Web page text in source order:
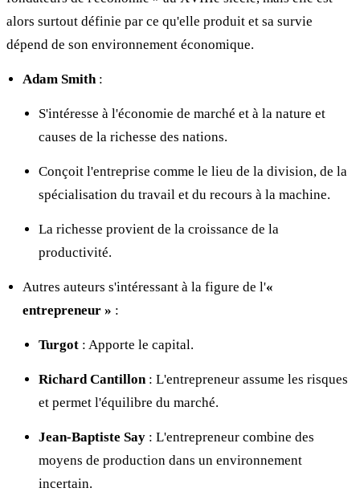
alors surtout définie par ce qu'elle produit et sa survie
dépend de son environnement économique.
Adam Smith :
S'intéresse à l'économie de marché et à la nature et
causes de la richesse des nations.
Conçoit l'entreprise comme le lieu de la division, de la
spécialisation du travail et du recours à la machine.
La richesse provient de la croissance de la
productivité.
Autres auteurs s'intéressant à la figure de l'«
entrepreneur » :
Turgot : Apporte le capital.
Richard Cantillon : L'entrepreneur assume les risques
et permet l'équilibre du marché.
Jean-Baptiste Say : L'entrepreneur combine des
moyens de production dans un environnement
incertain.